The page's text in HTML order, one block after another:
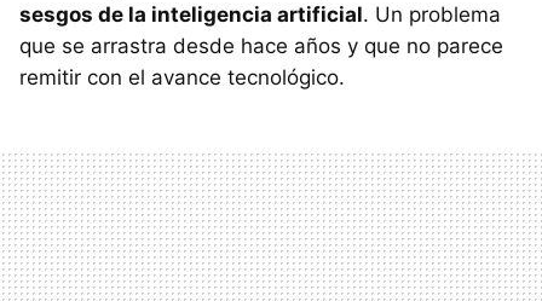
sesgos de la inteligencia artificial. Un problema
que se arrastra desde hace años y que no parece
remitir con el avance tecnológico.